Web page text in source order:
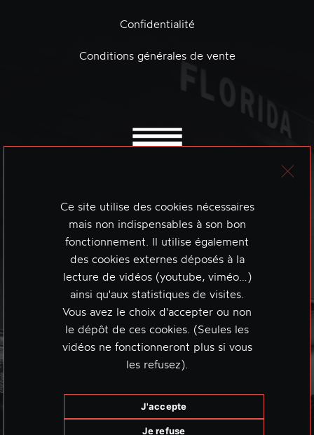
Confidentialité
Conditions générales de vente
Ce site utilise des cookies nécessaires
mais non indispensables à son bon
fonctionnement. Il utilise également
des cookies externes déposés à la
lecture de vidéos (youtube, viméo…)
ainsi qu'aux statistiques de visites.
Vous avez le choix d'accepter ou non
le dépôt de ces cookies. (Seules les
vidéos ne fonctionneront plus si vous
les refusez).
J'accepte
Je refuse